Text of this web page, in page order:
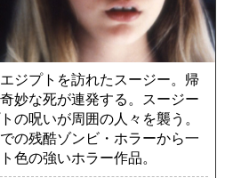
ジプトを訪れたスージー。帰
妙な死が連発する。スージー
の呪いが周囲の人々を襲う。
の残酷ゾンビ・ホラーから一
色の強いホラー作品。